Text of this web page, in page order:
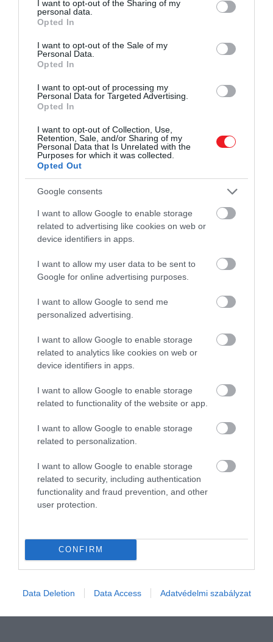
not limited to your visit or usage behaviour. You may click to
grant or deny consent to Google and its third-party tags to
use your data for below specified purposes in below Google
consent section.
I want to opt-out of the Sharing of my
personal data.
Opted In
I want to opt-out of the Sale of my
Personal Data.
Opted In
I want to opt-out of processing my
Personal Data for Targeted Advertising.
Opted In
I want to opt-out of Collection, Use,
Retention, Sale, and/or Sharing of my
Personal Data that Is Unrelated with the
Purposes for which it was collected.
Opted Out
Google consents
I want to allow Google to enable storage
related to advertising like cookies on web or
device identifiers in apps.
I want to allow my user data to be sent to
Google for online advertising purposes.
I want to allow Google to send me
personalized advertising.
I want to allow Google to enable storage
related to analytics like cookies on web or
device identifiers in apps.
I want to allow Google to enable storage
related to functionality of the website or app.
I want to allow Google to enable storage
related to personalization.
I want to allow Google to enable storage
related to security, including authentication
functionality and fraud prevention, and other
user protection.
CONFIRM
Data Deletion Data Access Adatvédelmi szabályzat
Bár tudósok évtizedek óta kutatják az
lehetőségét, és a popkultúrában is
visszatérő téma, a kívülállók számára
mindez egyelőre elérhetetlen utópiának
tudományosan megalapozott
most az ezzel…
2024. DECEMBER 18. ● HAMU ÉS GYÉMÁNT
Emberi tudat a virtuális
térben: valóban a digitális…